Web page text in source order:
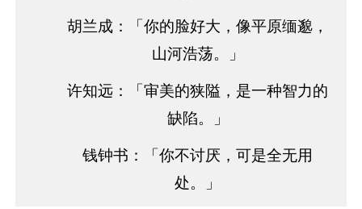
胡兰成：「你的脸好大，像平原缅邈，
山河浩荡。」
许知远：「审美的狭隘，是一种智力的
缺陷。」
钱钟书：「你不讨厌，可是全无用
处。」